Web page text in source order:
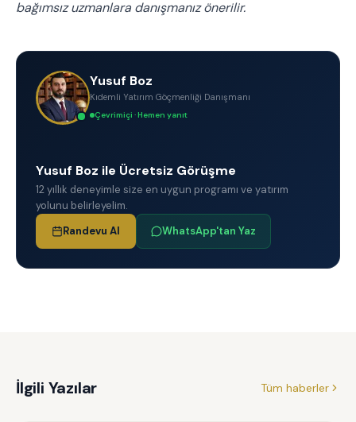
bağımsız uzmanlara danışmanız önerilir.
Yusuf Boz
Kıdemli Yatırım Göçmenliği Danışmanı
Çevrimiçi · Hemen yanıt
Yusuf Boz ile Ücretsiz Görüşme
12 yıllık deneyimle size en uygun programı ve yatırım
yolunu belirleyelim.
Randevu Al
WhatsApp'tan Yaz
İlgili Yazılar Tüm haberler